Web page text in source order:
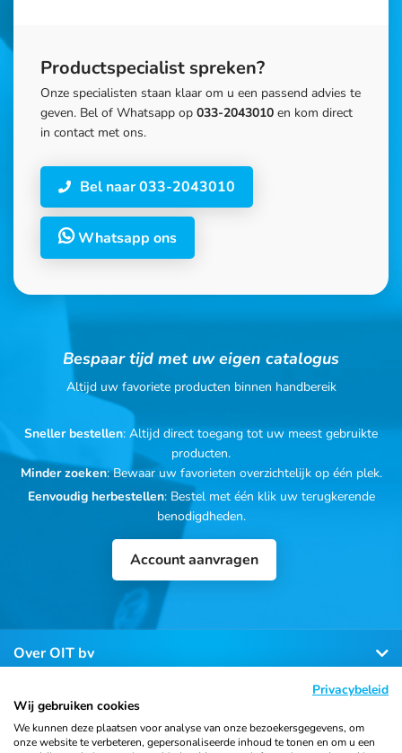
Productspecialist spreken?
Onze specialisten staan klaar om u een passend advies te
geven. Bel of Whatsapp op 033-2043010 en kom direct
in contact met ons.
Bel naar 033-2043010
Whatsapp ons
Bespaar tijd met uw eigen catalogus
Altijd uw favoriete producten binnen handbereik
Sneller bestellen: Altijd direct toegang tot uw meest gebruikte
producten.
Minder zoeken: Bewaar uw favorieten overzichtelijk op één plek.
Eenvoudig herbestellen: Bestel met één klik uw terugkerende
benodigdheden.
Account aanvragen
Over OIT bv
Klantenservice
Privacybeleid
Wij gebruiken cookies
We kunnen deze plaatsen voor analyse van onze bezoekersgegevens, om
onze website te verbeteren, gepersonaliseerde inhoud te tonen en om u een